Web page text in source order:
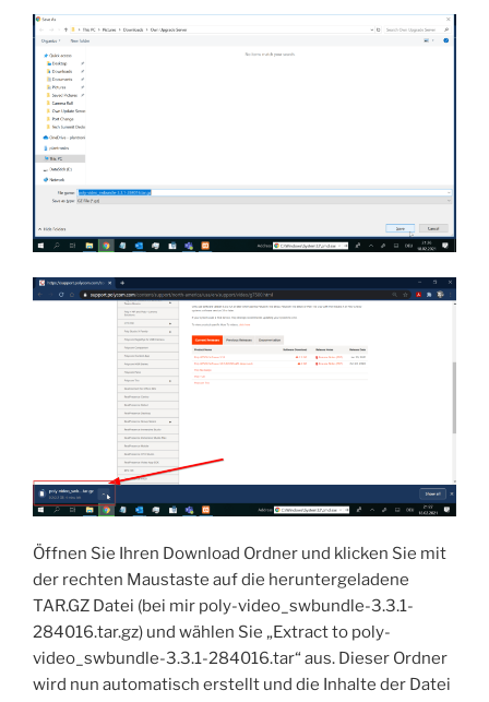
Öffnen Sie Ihren Download Ordner und klicken Sie mit
der rechten Maustaste auf die heruntergeladene
TAR.GZ Datei (bei mir poly-video_swbundle-3.3.1-
284016.tar.gz) und wählen Sie „Extract to poly-
video_swbundle-3.3.1-284016.tar“ aus. Dieser Ordner
wird nun automatisch erstellt und die Inhalte der Datei